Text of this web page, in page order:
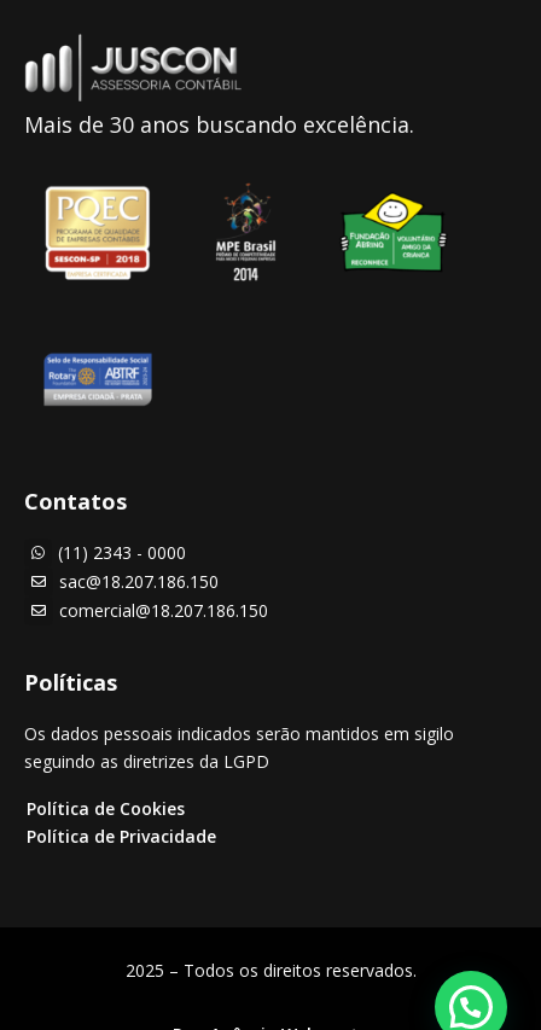
Mais de 30 anos buscando excelência.
Contatos
 (11) 2343 - 0000
 sac@18.207.186.150
 comercial@18.207.186.150
Políticas
Os dados pessoais indicados serão mantidos em sigilo
seguindo as diretrizes da LGPD
Política de Cookies
Política de Privacidade
2025 – Todos os direitos reservados.